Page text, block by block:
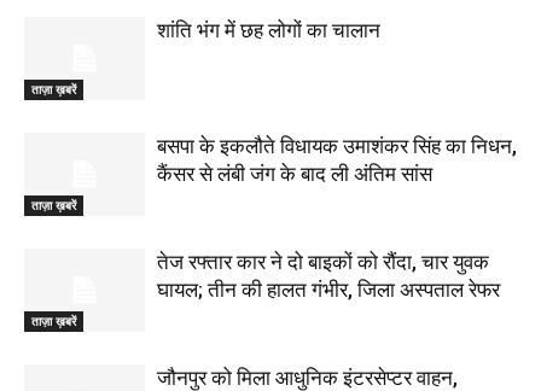
ताज़ा ख़बरें
शांति भंग में छह लोगों का चालान
ताज़ा ख़बरें
बसपा के इकलौते विधायक उमाशंकर सिंह का निधन,
कैंसर से लंबी जंग के बाद ली अंतिम सांस
ताज़ा ख़बरें
तेज रफ्तार कार ने दो बाइकों को रौंदा, चार युवक
घायल; तीन की हालत गंभीर, जिला अस्पताल रेफर
जौनपुर को मिला आधुनिक इंटरसेप्टर वाहन,